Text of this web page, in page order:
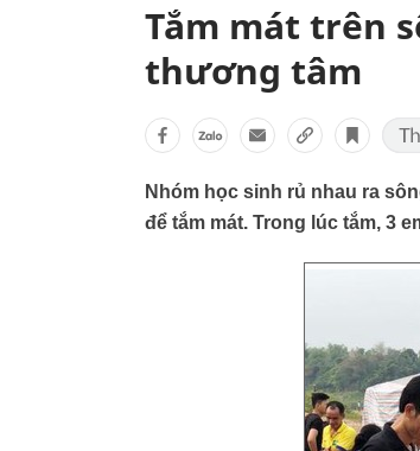
Tắm mát trên
thương tâm
Nhóm học sinh rủ nhau ra
để tắm mát. Trong lúc tắm, 3